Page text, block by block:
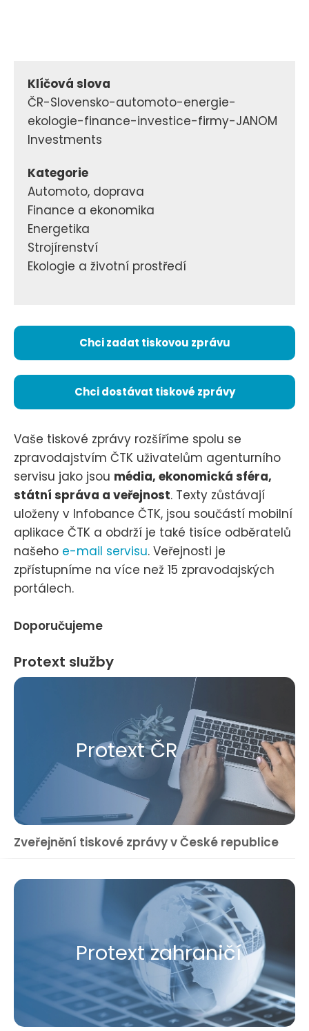
Klíčová slova
ČR-Slovensko-automoto-energie-
ekologie-finance-investice-firmy-JANOM
Investments
Kategorie
Automoto, doprava
Finance a ekonomika
Energetika
Strojírenství
Ekologie a životní prostředí
Chci zadat tiskovou zprávu
Chci dostávat tiskové zprávy
Vaše tiskové zprávy rozšíříme spolu se
zpravodajstvím ČTK uživatelům agenturního
servisu jako jsou média, ekonomická sféra,
státní správa a veřejnost. Texty zůstávají
uloženy v Infobance ČTK, jsou součástí mobilní
aplikace ČTK a obdrží je také tisíce odběratelů
našeho e-mail servisu. Veřejnosti je
zpřístupníme na více než 15 zpravodajských
portálech.
Doporučujeme
Protext služby
Protext ČR
Zveřejnění tiskové zprávy v České republice
Protext zahraničí